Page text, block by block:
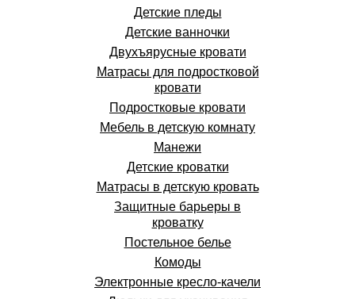
Детские пледы
Детские ванночки
Двухъярусные кровати
Матрасы для подростковой
кровати
Подростковые кровати
Мебель в детскую комнату
Манежи
Детские кроватки
Матрасы в детскую кровать
Защитные барьеры в
кроватку
Постельное белье
Комоды
Электронные кресло-качели